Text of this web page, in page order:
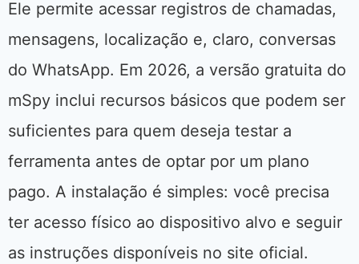
Ele permite acessar registros de chamadas,
mensagens, localização e, claro, conversas
do WhatsApp. Em 2026, a versão gratuita do
mSpy inclui recursos básicos que podem ser
suficientes para quem deseja testar a
ferramenta antes de optar por um plano
pago. A instalação é simples: você precisa
ter acesso físico ao dispositivo alvo e seguir
as instruções disponíveis no site oficial.